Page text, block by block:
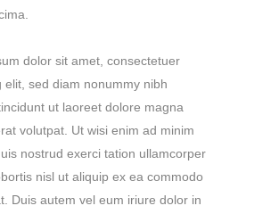
dolor sit amet, consectetuer
elit, sed diam nonummy nibh
ut laoreet dolore magna
volutpat. Ut wisi enim ad minim
nostrud exerci tation ullamcorper
nisl ut aliquip ex ea commodo
Duis autem vel eum iriure dolor in